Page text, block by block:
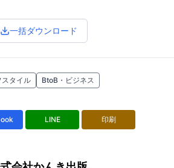
一括ダウンロード
スタイル BtoB・ビジネス
LINE 印刷